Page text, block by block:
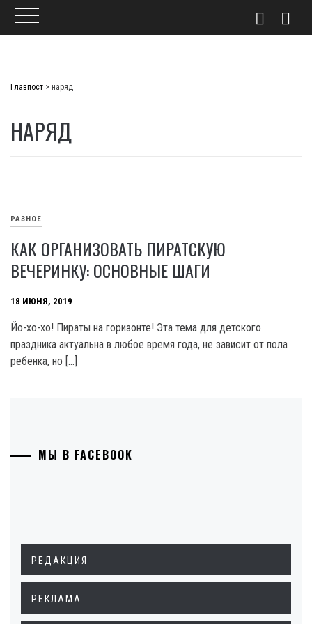
Главпост > наряд
НАРЯД
РАЗНОЕ
КАК ОРГАНИЗОВАТЬ ПИРАТСКУЮ
ВЕЧЕРИНКУ: ОСНОВНЫЕ ШАГИ
18 ИЮНЯ, 2019
Йо-хо-хо! Пираты на горизонте! Эта тема для детского
праздника актуальна в любое время года, не зависит от пола
ребенка, но […]
МЫ В FACEBOOK
РЕДАКЦИЯ
РЕКЛАМА